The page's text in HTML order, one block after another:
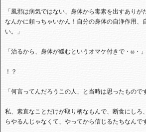
「風邪は病気ではない、身体から毒素を出すあり
なんかに頼っちゃいかん！自分の身体の自浄作用、
い。」
「治るから、身体が緩むというオマケ付きで・ω・
！？
「何言ってんだろうこの人」と当時は思ったもので
私、素直なことだけが取り柄なもんで、断食にしろ
らやるんじゃなくて、やってから信じるたちなんで